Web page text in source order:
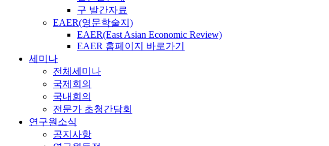
구 발간자료
EAER(영문학술지)
EAER(East Asian Economic Review)
EAER 홈페이지 바로가기
세미나
전체세미나
국제회의
국내회의
전문가 초청간담회
연구원소식
공지사항